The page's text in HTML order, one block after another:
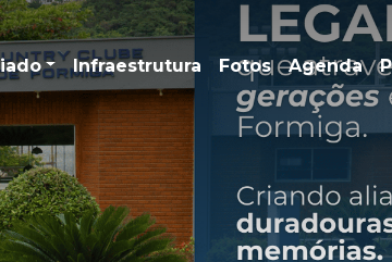
Infraestrutura Fotos Agenda